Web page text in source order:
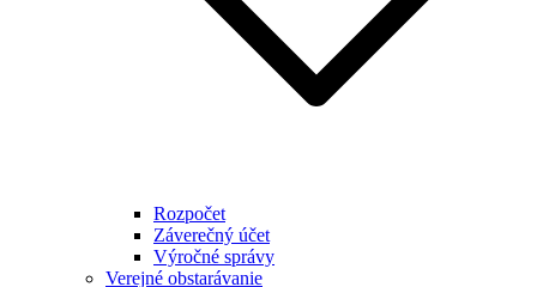
Rozpočet
Záverečný účet
Výročné správy
Verejné obstarávanie